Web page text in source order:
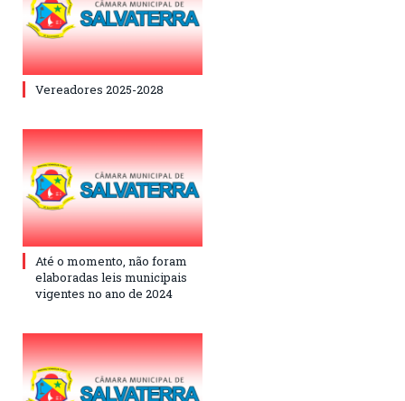
Vereadores 2025-2028
Até o momento, não foram
elaboradas leis municipais
vigentes no ano de 2024